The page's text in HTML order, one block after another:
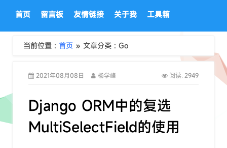
首页 留言板 友情链接 关于我 工具箱
当前位置 : 首页 » 文章分类 : Go
2021年08月08日 杨学峰 阅读: 2949
Django ORM中的复选
MultiSelectField的使用